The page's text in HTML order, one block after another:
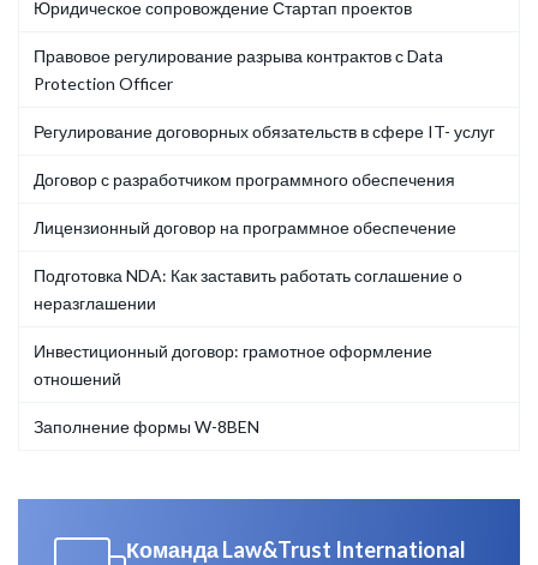
Юридическое сопровождение Стартап проектов
Правовое регулирование разрыва контрактов с Data
Protection Officer
Регулирование договорных обязательств в сфере IT- услуг
Договор с разработчиком программного обеспечения
Лицензионный договор на программное обеспечение
Подготовка NDA: Как заставить работать соглашение о
неразглашении
Инвестиционный договор: грамотное оформление
отношений
Заполнение формы W-8BEN
Команда Law&Trust International